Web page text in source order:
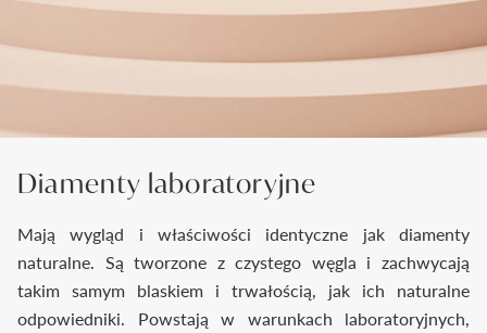
Diamenty laboratoryjne
Mają wygląd i właściwości identyczne jak diamenty
naturalne. Są tworzone z czystego węgla i zachwycają
takim samym blaskiem i trwałością, jak ich naturalne
odpowiedniki. Powstają w warunkach laboratoryjnych,